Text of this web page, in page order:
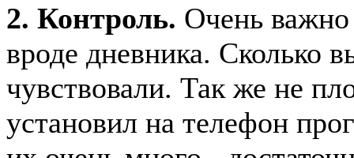
2. Контроль. Очень важно
вроде дневника. Сколько
чувствовали. Так же не
установил на телефон